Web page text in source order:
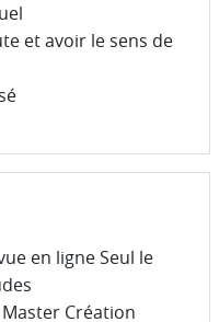
et avoir le sens de
en ligne Seul le
Création